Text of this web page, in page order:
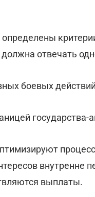
отвечать
боевых
государства-
выплаты.